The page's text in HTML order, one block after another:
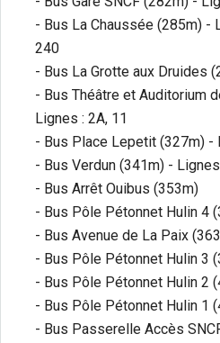
- Bus La Chaussée (285m) -
240
- Bus La Grotte aux Druides
- Bus Théâtre et Auditorium
Lignes : 2A, 11
- Bus Place Lepetit (327m) -
- Bus Verdun (341m) - Lignes
- Bus Arrêt Ouibus (353m)
- Bus Pôle Pétonnet Hulin 4
- Bus Avenue de La Paix
- Bus Pôle Pétonnet Hulin 3
- Bus Pôle Pétonnet Hulin 2
- Bus Pôle Pétonnet Hulin 1
- Bus Passerelle Accès